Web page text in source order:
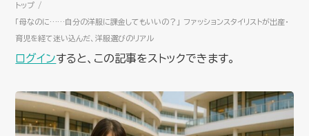
トップ
「母なのに……自分の洋服に課金してもいいの？」 ファッションスタイリストが出産・
育児を経て迷い込んだ、洋服選びのリアル
ログインすると、この記事をストックできます。